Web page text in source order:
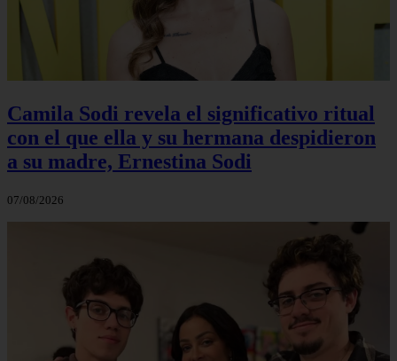
Camila Sodi revela el significativo ritual
con el que ella y su hermana despidieron
a su madre, Ernestina Sodi
07/08/2026